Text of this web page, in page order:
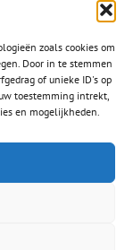
zoals cookies om
Door in te stemmen
of unieke ID's op
toestemming intrekt,
en mogelijkheden.
en onze andere
Ceramiek en Glas